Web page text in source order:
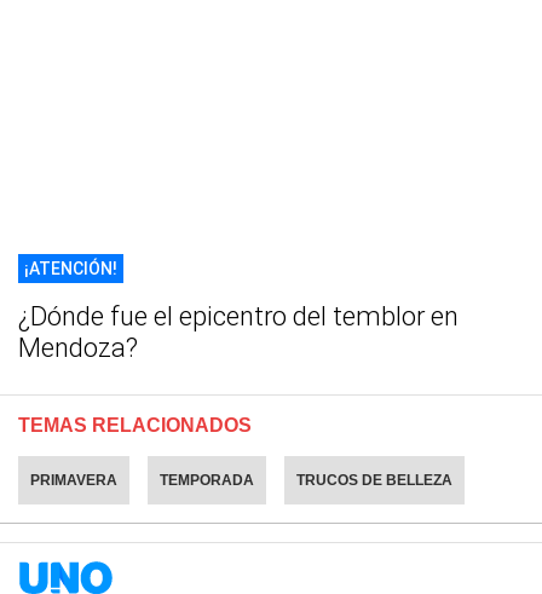
¡ATENCIÓN!
¿Dónde fue el epicentro del temblor en
Mendoza?
TEMAS RELACIONADOS
PRIMAVERA TEMPORADA TRUCOS DE BELLEZA